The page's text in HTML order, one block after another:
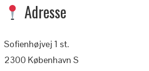
Adresse
Sofienhøjvej 1 st.
2300 København S